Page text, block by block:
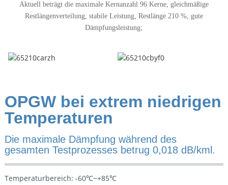
Aktuell beträgt die maximale Kernanzahl 96 Kerne, gleichmäßige
Restlängenverteilung, stabile Leistung, Restlänge 210 %, gute
Dämpfungsleistung;
OPGW bei extrem niedrigen
Temperaturen
Die maximale Dämpfung während des
gesamten Testprozesses betrug 0,018 dB/kml.
Temperaturbereich: -60℃~+85℃